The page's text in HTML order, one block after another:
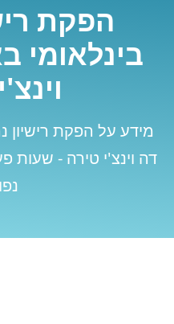
הפקת
בינלאומי
מידע על הפקת רישיון
דה וינצ'י טירה - שעות